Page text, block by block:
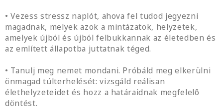
• Vezess stressz naplót, ahova fel tudod jegyezni
magadnak, melyek azok a mintázatok, helyzetek,
amelyek újból és újból felbukkannak az életedben és
az említett állapotba juttatnak téged.
• Tanulj meg nemet mondani. Próbáld meg elkerülni
önmagad túlterhelését: vizsgáld reálisan
élethelyzeteidet és hozz a határaidnak megfelelő
döntést.